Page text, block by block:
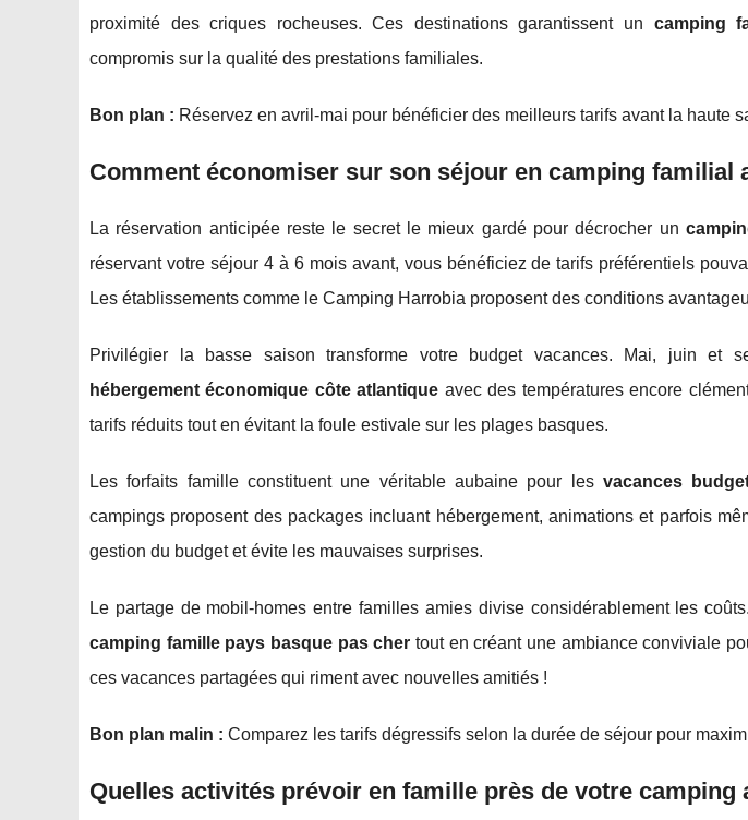
proximité des criques rocheuses. Ces destinations garantissent un camping
compromis sur la qualité des prestations familiales.
Bon plan : Réservez en avril-mai pour bénéficier des meilleurs tarifs avant la haute
Comment économiser sur son séjour en camping familial
La réservation anticipée reste le secret le mieux gardé pour décrocher un
réservant votre séjour 4 à 6 mois avant, vous bénéficiez de tarifs préférentiels
Les établissements comme le Camping Harrobia proposent des conditions
Privilégier la basse saison transforme votre budget vacances. Mai, juin et
hébergement économique côte atlantique avec des températures encore
tarifs réduits tout en évitant la foule estivale sur les plages basques.
Les forfaits famille constituent une véritable aubaine pour les vacances
campings proposent des packages incluant hébergement, animations et parfois
gestion du budget et évite les mauvaises surprises.
Le partage de mobil-homes entre familles amies divise considérablement les
camping famille pays basque pas cher tout en créant une ambiance conviviale
ces vacances partagées qui riment avec nouvelles amitiés !
Bon plan malin : Comparez les tarifs dégressifs selon la durée de séjour pour
Quelles activités prévoir en famille près de votre camping